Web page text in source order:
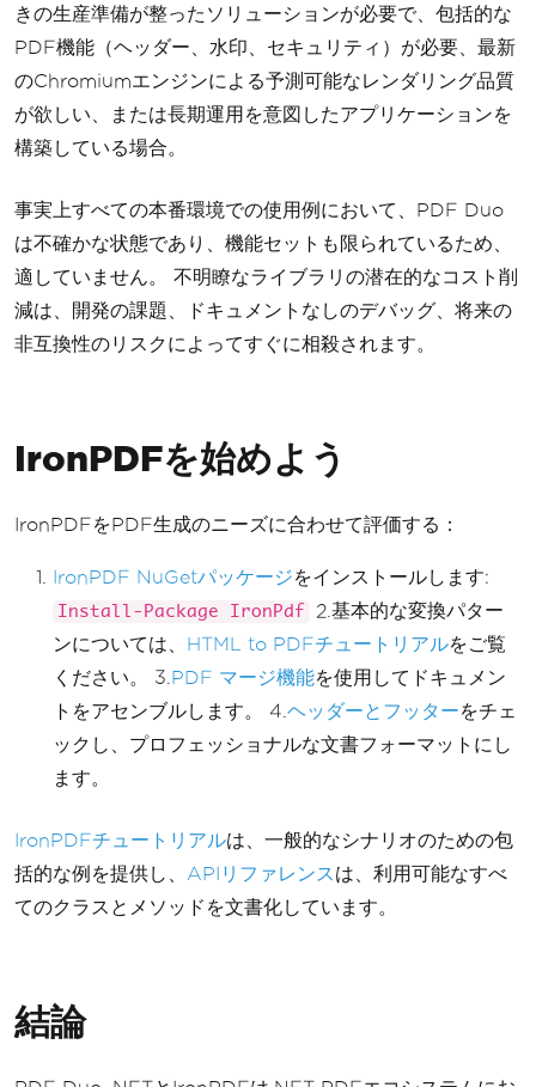
きの生産準備が整ったソリューションが必要で、包括的な
PDF機能（ヘッダー、水印、セキュリティ）が必要、最新
のChromiumエンジンによる予測可能なレンダリング品質
が欲しい、または長期運用を意図したアプリケーションを
構築している場合。
事実上すべての本番環境での使用例において、PDF Duo
は不確かな状態であり、機能セットも限られているため、
適していません。 不明瞭なライブラリの潜在的なコスト削
減は、開発の課題、ドキュメントなしのデバッグ、将来の
非互換性のリスクによってすぐに相殺されます。
IronPDFを始めよう
IronPDFをPDF生成のニーズに合わせて評価する：
IronPDF NuGetパッケージをインストールします:
Install-Package IronPdf
2.基本的な変換パター
ンについては、 HTML to PDFチュートリアルをご覧
ください。 3. PDF マージ機能を使用してドキュメン
トをアセンブルします。 4. ヘッダーとフッターをチェ
ックし、プロフェッショナルな文書フォーマットにし
ます。
IronPDFチュートリアルは、一般的なシナリオのための包
括的な例を提供し、 APIリファレンスは、利用可能なすべ
てのクラスとメソッドを文書化しています。
結論